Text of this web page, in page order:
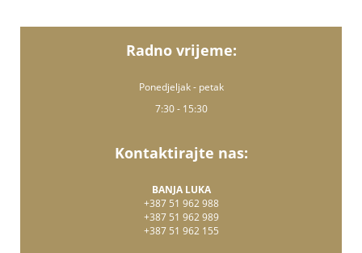
Radno vrijeme:
Ponedjeljak - petak
7:30 - 15:30
Kontaktirajte nas:
BANJA LUKA
+387 51 962 988
+387 51 962 989
+387 51 962 155